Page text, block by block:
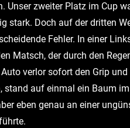
Unser zweiter Platz im Cup
stark. Doch auf der dritten
Fehler. In einer
Matsch, der durch den
verlor sofort den Grip
stand auf einmal ein Baum
eben genau an einer